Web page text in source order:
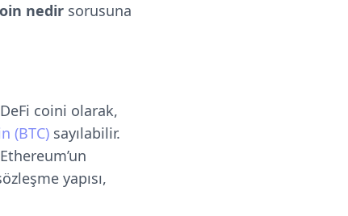
nedir sorusuna
coini olarak,
(BTC) sayılabilir.
yapısı,